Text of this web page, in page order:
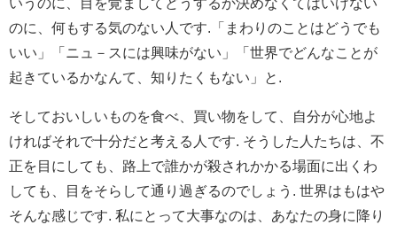
のに、何もする気のない人です.「まわりのことはどうでも
いい」「ニュ－スには興味がない」「世界でどんなことが
起きているかなんて、知りたくもない」と.
そしておいしいものを食べ、買い物をして、自分が心地よ
ければそれで十分だと考える人です. そうした人たちは、不
正を目にしても、路上で誰かが殺されかかる場面に出くわ
しても、目をそらして通り過ぎるのでしょう. 世界はもはや
そんな感じです. 私にとって大事なのは、あなたの身に降り